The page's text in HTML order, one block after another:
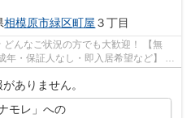
相模原市緑区町屋 ３丁目
んなご状況の方でも大歓迎！ 【無
年・保証人なし・即入居希望など】 ネ
ありません。
モレ」への